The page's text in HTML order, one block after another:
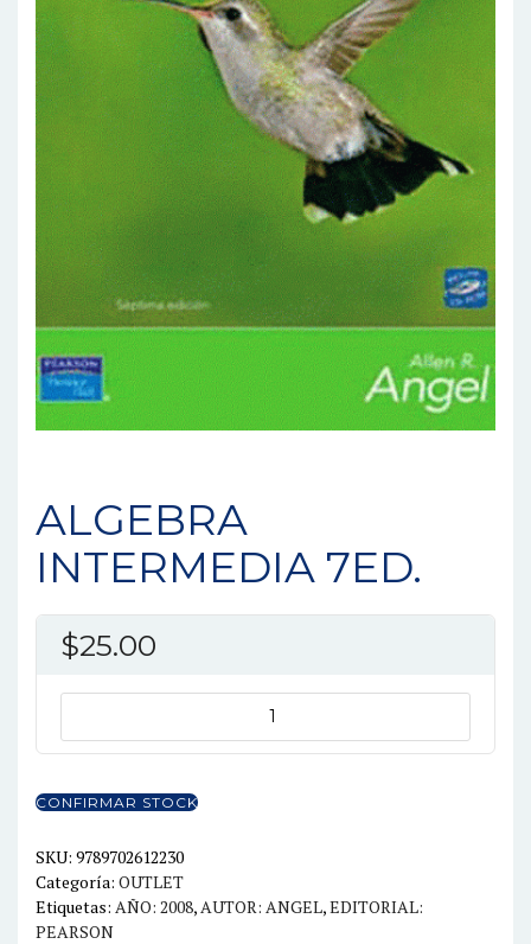
ALGEBRA
INTERMEDIA 7ED.
$25.00
INTERMEDIA
cantidad
CONFIRMAR STOCK
SKU: 9789702612230
Categoría: OUTLET
Etiquetas: AÑO: 2008, AUTOR: ANGEL,EDITORIAL:
PEARSON